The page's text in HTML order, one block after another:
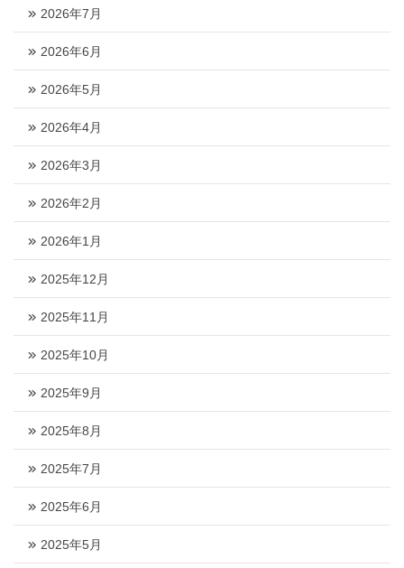
2026年7月
2026年6月
2026年5月
2026年4月
2026年3月
2026年2月
2026年1月
2025年12月
2025年11月
2025年10月
2025年9月
2025年8月
2025年7月
2025年6月
2025年5月